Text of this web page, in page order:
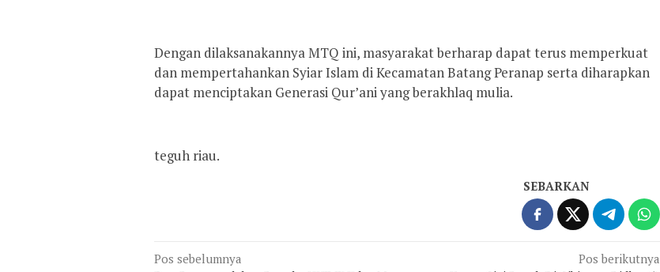
Dengan dilaksanakannya MTQ ini, masyarakat berharap dapat terus memperkuat
dan mempertahankan Syiar Islam di Kecamatan Batang Peranap serta diharapkan
dapat menciptakan Generasi Qur’ani yang berakhlaq mulia.
teguh riau.
SEBARKAN
Navigasi
Pos sebelumnya
Pos berikutnya